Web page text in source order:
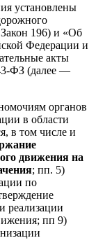
установлены
196) и «Об
Федерации и
акты
ФЗ (далее —
органов
в области
в том числе и
движения на
; пп. 5)
по
реализации
пп 9)